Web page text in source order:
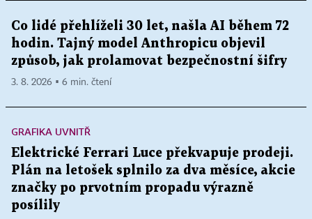
Co lidé přehlíželi 30 let, našla AI během 72
hodin. Tajný model Anthropicu objevil
způsob, jak prolamovat bezpečnostní šifry
3. 8. 2026 ▪ 6 min. čtení
GRAFIKA UVNITŘ
Elektrické Ferrari Luce překvapuje prodeji.
Plán na letošek splnilo za dva měsíce, akcie
značky po prvotním propadu výrazně
posílily